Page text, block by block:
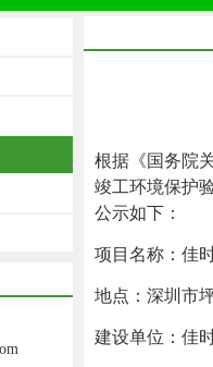
根据《国务院
竣工环境保护
公示如下 ：
项目名称： 佳
地点： 深圳市
建设单位： 佳